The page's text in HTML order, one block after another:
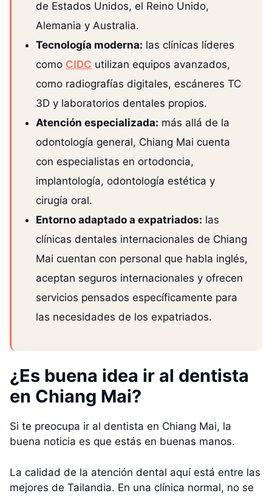
de Estados Unidos, el Reino Unido,
Alemania y Australia.
Tecnología moderna: las clínicas líderes
como CIDC utilizan equipos avanzados,
como radiografías digitales, escáneres TC
3D y laboratorios dentales propios.
Atención especializada: más allá de la
odontología general, Chiang Mai cuenta
con especialistas en ortodoncia,
implantología, odontología estética y
cirugía oral.
Entorno adaptado a expatriados: las
clínicas dentales internacionales de Chiang
Mai cuentan con personal que habla inglés,
aceptan seguros internacionales y ofrecen
servicios pensados específicamente para
las necesidades de los expatriados.
¿Es buena idea ir al dentista
en Chiang Mai?
Si te preocupa ir al dentista en Chiang Mai, la
buena noticia es que estás en buenas manos.
La calidad de la atención dental aquí está entre las
mejores de Tailandia. En una clínica normal, no se